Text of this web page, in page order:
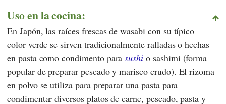
Uso en la cocina:
En Japón, las raíces frescas de wasabi con su típico
color verde se sirven tradicionalmente ralladas o hechas
en pasta como condimento parasushi o sashimi (forma
popular de preparar pescado y marisco crudo). El rizoma
en polvo se utiliza para preparar una pasta para
condimentar diversos platos de carne, pescado, pasta y